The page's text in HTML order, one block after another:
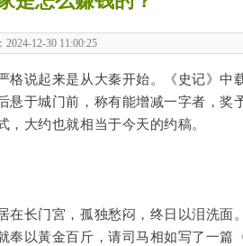
2024-12-30 11:00:25
说起来是从大秦开始。 《史记》中
于城门前，称有能增减一字者，奖
大约也就相当于今天的约稿。
在长门宮，孤独愁闷，终日以泪洗面
奉以黃金百斤，请司马相如写了一篇